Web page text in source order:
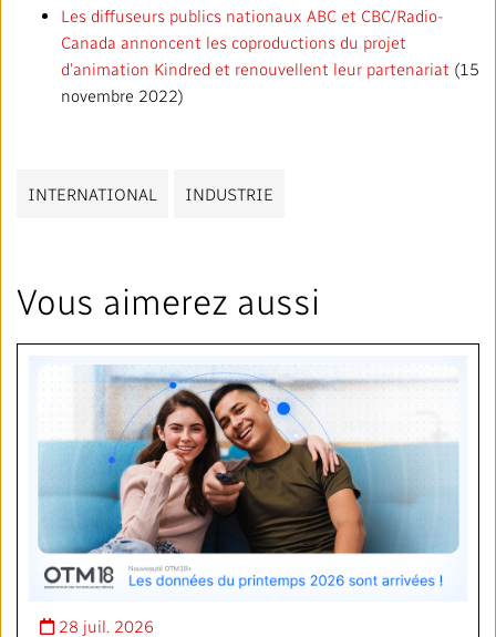
Les diffuseurs publics nationaux ABC et CBC/Radio-
Canada annoncent les coproductions du projet
d’animation Kindred et renouvellent leur partenariat (15
novembre 2022)
INTERNATIONAL INDUSTRIE
Vous aimerez aussi
28 juil. 2026